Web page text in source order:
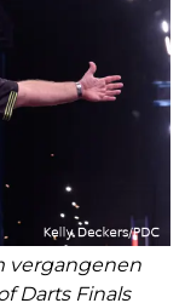
vergangenen
Darts Finals